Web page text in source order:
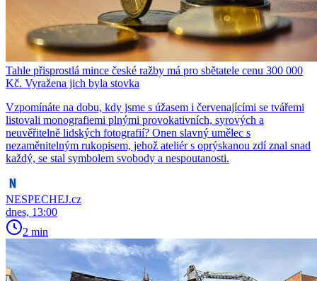
Tahle přisprostlá mince české ražby má pro sbětatele cenu 300 000
Kč. Vyražena jich byla stovka
Vzpomínáte na dobu, kdy jsme s úžasem i červenajícími se tvářemi
listovali monografiemi plnými provokativních, syrových a
neuvěřitelně lidských fotografií? Onen slavný umělec s
nezaměnitelným rukopisem, jehož ateliér s oprýskanou zdí znal snad
každý, se stal symbolem svobody a nespoutanosti.
NESPECHEJ.cz
dnes, 13:00
2 min